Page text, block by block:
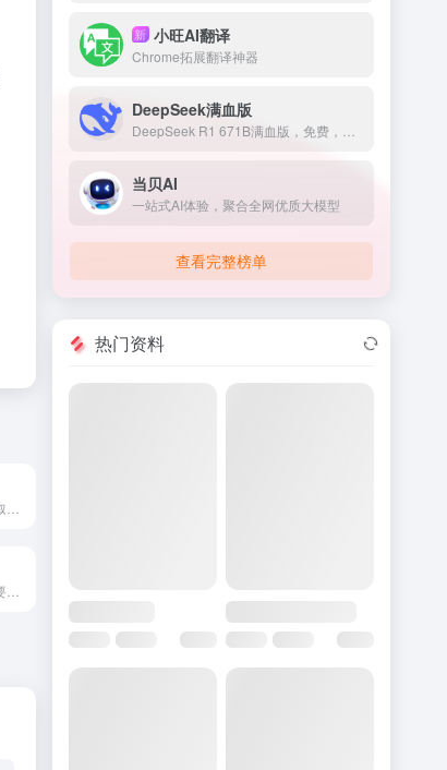
新 小旺AI翻译
Chrome拓展翻译神器
DeepSeek满血版
当贝AI
一站式AI体验，聚合全网优质大模型
查看完整榜单
热门资料